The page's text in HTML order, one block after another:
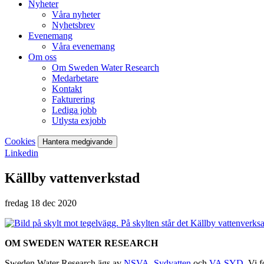
Nyheter
Våra nyheter
Nyhetsbrev
Evenemang
Våra evenemang
Om oss
Om Sweden Water Research
Medarbetare
Kontakt
Fakturering
Lediga jobb
Utlysta exjobb
Cookies Hantera medgivande
Linkedin
Källby vattenverkstad
fredag 18 dec 2020
OM SWEDEN WATER RESEARCH